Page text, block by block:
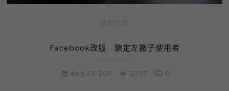
Facebook改版 鎖定左撇子使用者
Aug 29, 2011 12397 0